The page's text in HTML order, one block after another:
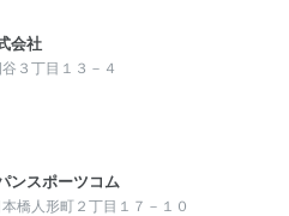
会社
３丁目１３－４
ンスポーツコム
橋人形町２丁目１７－１０